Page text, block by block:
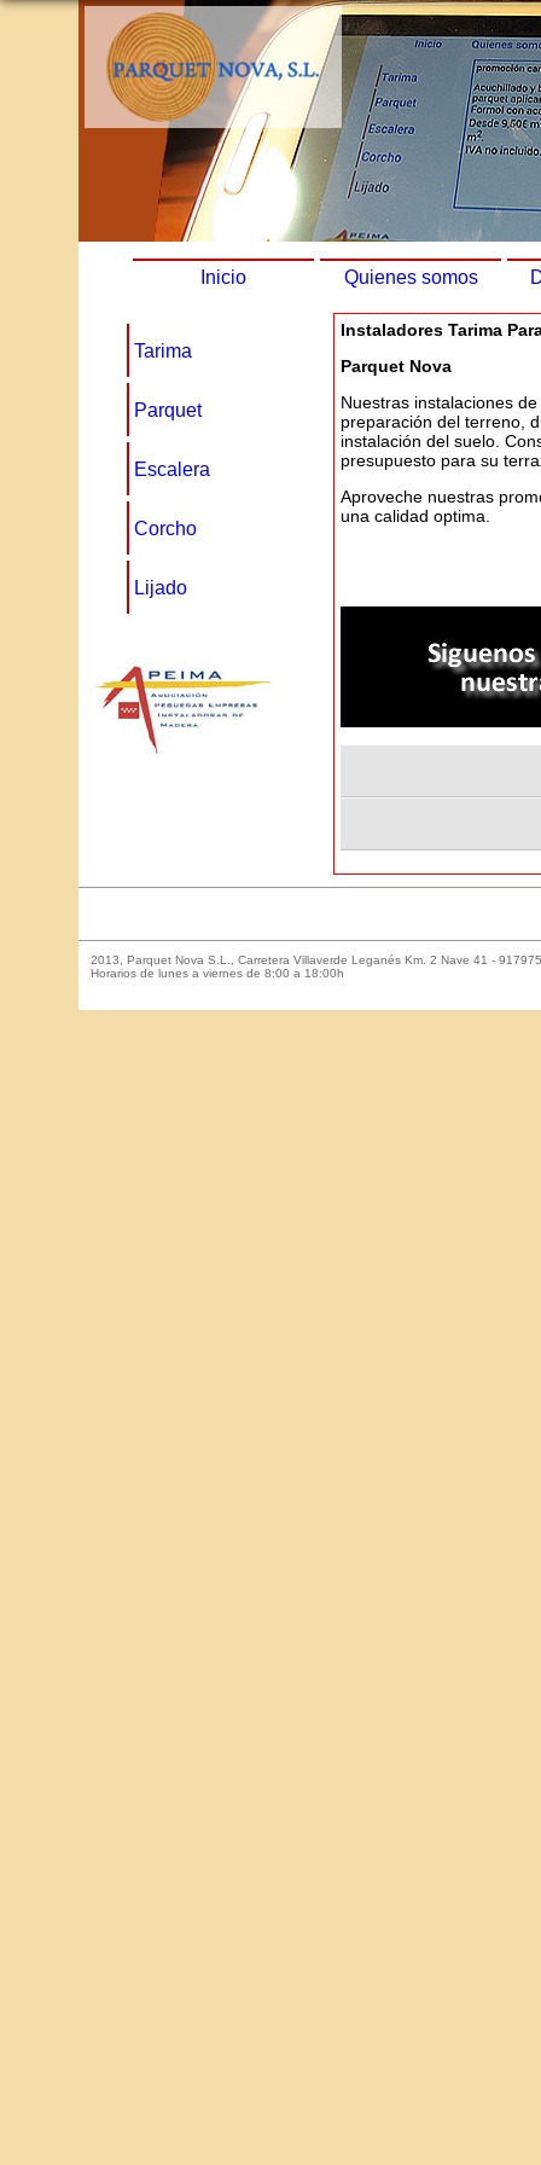
Inicio Quienes somos
Tarima
Parquet
Escalera
Corcho
Lijado
Instaladores Tarima
Parquet Nova
Nuestras instalaciones
preparación del terreno,
instalación del suelo.
presupuesto para su
Aproveche nuestras
una calidad optima.
2013, Parquet Nova S.L., Carretera Villaverde Leganés Km. 2 Nave 41 -
Horarios de lunes a viernes de 8:00 a 18:00h